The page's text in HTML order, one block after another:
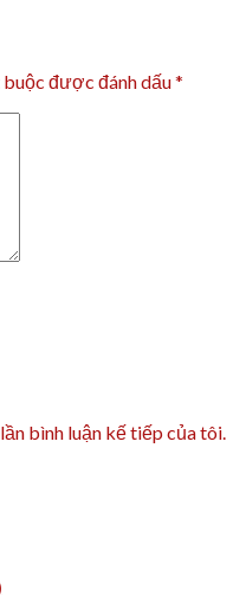
được đánh dấu*
bình luận kế tiếp của tôi.